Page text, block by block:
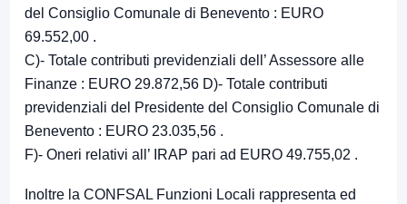
del Consiglio Comunale di Benevento : EURO
69.552,00 .
C)- Totale contributi previdenziali dell’ Assessore alle
Finanze : EURO 29.872,56 D)- Totale contributi
previdenziali del Presidente del Consiglio Comunale di
Benevento : EURO 23.035,56 .
F)- Oneri relativi all’ IRAP pari ad EURO 49.755,02 .
Inoltre la CONFSAL Funzioni Locali rappresenta ed